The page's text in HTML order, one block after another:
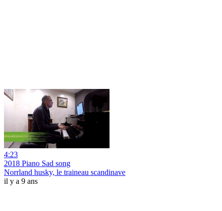
4:23
2018 Piano Sad song
Norrland husky, le traineau scandinave
il y a 9 ans